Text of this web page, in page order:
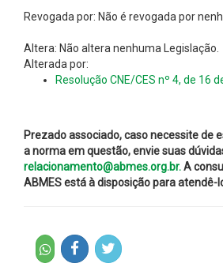
Revogada por: Não é revogada por
Altera: Não altera nenhuma Legislação.
Alterada por:
Resolução CNE/CES nº 4, de 16
Prezado associado, caso necessite de
a norma em questão, envie suas
relacionamento@abmes.org.br.A
ABMES está à disposição para atendê-